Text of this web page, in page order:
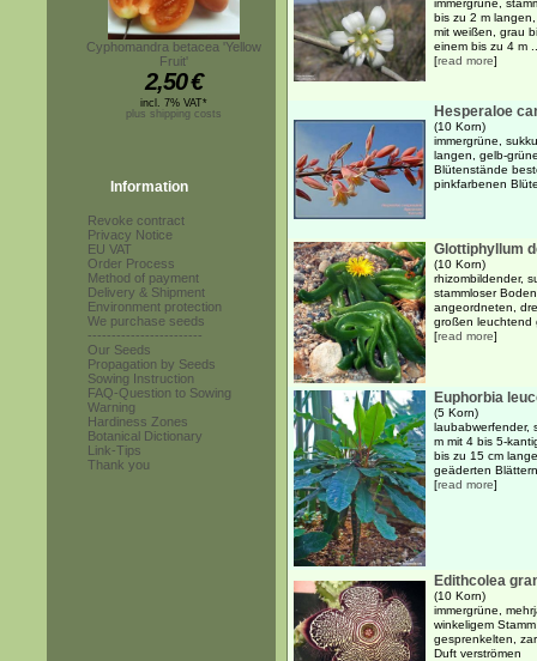
Cyphomandra betacea 'Yellow
Fruit'
2,50€
incl. 7% VAT*
plus shipping costs
Information
Revoke contract
Privacy Notice
EU VAT
Order Process
Method of payment
Delivery & Shipment
Environment protection
We purchase seeds
------------------------
Our Seeds
Propagation by Seeds
Sowing Instruction
FAQ-Question to Sowing
Warning
Hardiness Zones
Botanical Dictionary
Link-Tips
Thank you
immergrüne,
bis zu 2 m
mit weißen, grau
einem bis zu 4 m
[read more]
Hesperaloe
(10 Korn)
immergrüne,
langen, gelb-
Blütenstände
pinkfarbenen
Glottiphyllum
(10 Korn)
rhizombildender,
stammloser
angeordneten,
großen leuchtend
[read more]
Euphorbia
(5 Korn)
laubabwerfender,
m mit 4 bis 5-
bis zu 15 cm
geäderten
[read more]
Edithcolea
(10 Korn)
immergrüne,
winkeligem
gesprenkelten,
Duft verströmen